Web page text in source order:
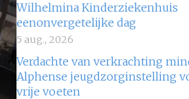
Wilhelmina Kinderziekenhuis
eenonvergetelijke dag
5 aug., 2026
Verdachte van verkrachting
Alphense jeugdzorginstelling
vrije voeten